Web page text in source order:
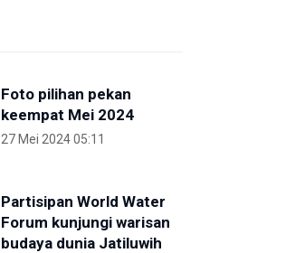
Foto pilihan pekan
keempat Mei 2024
27 Mei 2024 05:11
Partisipan World Water
Forum kunjungi warisan
budaya dunia Jatiluwih